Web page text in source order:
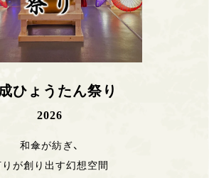
ひょうたん祭り
2026
和傘が紡ぎ、
りが創り出す幻想空間